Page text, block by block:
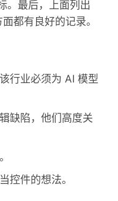
。最后，上面列出
都有良好的记录。
行业必须为 AI 模型
缺陷，他们高度关
控件的想法。